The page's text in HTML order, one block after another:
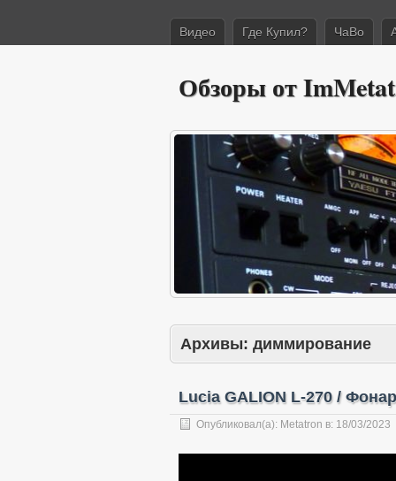
Видео Где Купил? ЧаВо
Обзоры от
Архивы: диммирование
Lucia GALION L-270 /
Опубликовал(а): Metatron в: 18/03/2023